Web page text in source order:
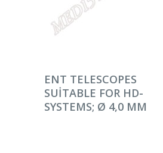
DEVAMINI OKU
ENT TELESCOPES
SUITABLE FOR HD-
SYSTEMS; Ø 4,0 MM